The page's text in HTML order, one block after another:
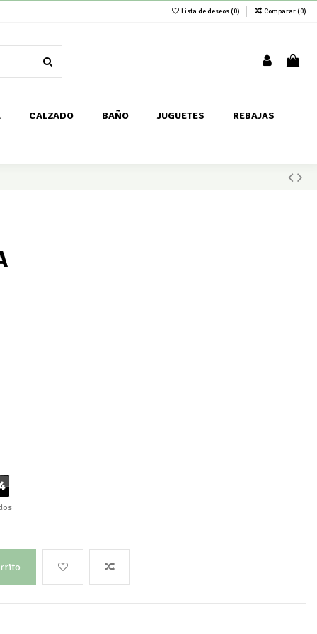
Lista de deseos (0) Comparar (0)
CALZADO BAÑO JUGUETES REBAJAS